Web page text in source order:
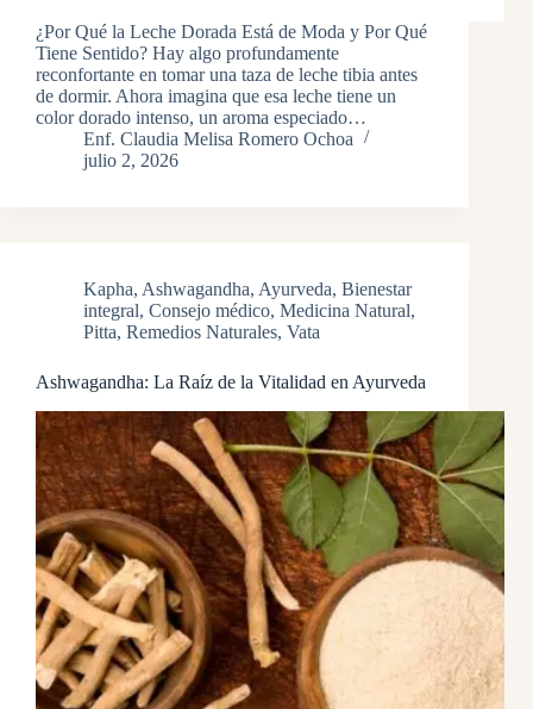
¿Por Qué la Leche Dorada Está de Moda y Por Qué
Tiene Sentido? Hay algo profundamente
reconfortante en tomar una taza de leche tibia antes
de dormir. Ahora imagina que esa leche tiene un
color dorado intenso, un aroma especiado…
Enf. Claudia Melisa Romero Ochoa
julio 2, 2026
Kapha, Ashwagandha, Ayurveda, Bienestar
integral, Consejo médico, Medicina Natural,
Pitta, Remedios Naturales, Vata
Ashwagandha: La Raíz de la Vitalidad en Ayurveda